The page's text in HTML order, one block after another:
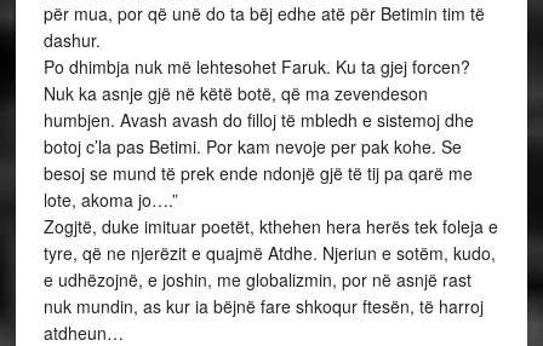
për mua, por që unë do ta bëj edhe atë për Betimin tim të
dashur.
Po dhimbja nuk më lehtesohet Faruk. Ku ta gjej forcen?
Nuk ka asnje gjë në këtë botë, që ma zevendeson
humbjen. Avash avash do filloj të mbledh e sistemoj dhe
botoj c’la pas Betimi. Por kam nevoje per pak kohe. Se
besoj se mund të prek ende ndonjë gjë të tij pa qarë me
lote, akoma jo….”
Zogjtë, duke imituar poetët, kthehen hera herës tek foleja e
tyre, që ne njerëzit e quajmë Atdhe. Njeriun e sotëm, kudo,
e udhëzojnë, e joshin, me globalizmin, por në asnjë rast
nuk mundin, as kur ia bëjnë fare shkoqur ftesën, të harroj
atdheun…